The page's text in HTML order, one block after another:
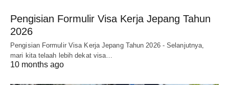
Pengisian Formulir Visa Kerja Jepang Tahun
2026
Pengisian Formulir Visa Kerja Jepang Tahun 2026 - Selanjutnya,
mari kita telaah lebih dekat visa…
10 months ago